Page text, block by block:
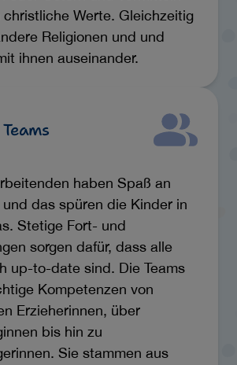
Werte. Gleichzeitig
Religionen und und
ihnen auseinander.
haben Spaß an
und das spüren die Kinder in
Stetige Fort- und
sorgen dafür, dass alle
up-to-date sind. Die Teams
Kompetenzen von
Erzieherinnen, über
bis hin zu
Sie stammen aus